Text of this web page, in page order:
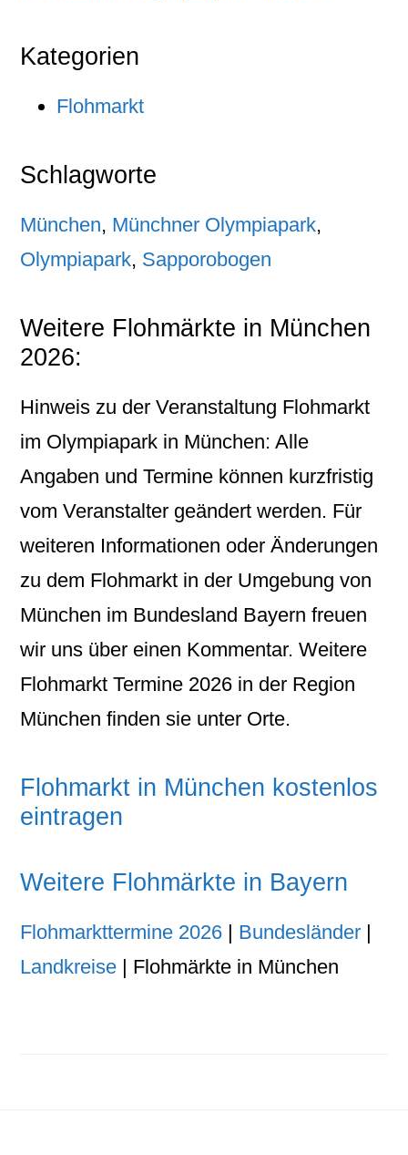
Kategorien
Flohmarkt
Schlagworte
München, Münchner Olympiapark,
Olympiapark, Sapporobogen
Weitere Flohmärkte in München
2026:
Hinweis zu der Veranstaltung Flohmarkt
im Olympiapark in München: Alle
Angaben und Termine können kurzfristig
vom Veranstalter geändert werden. Für
weiteren Informationen oder Änderungen
zu dem Flohmarkt in der Umgebung von
München im Bundesland Bayern freuen
wir uns über einen Kommentar. Weitere
Flohmarkt Termine 2026 in der Region
München finden sie unter Orte.
Flohmarkt in München kostenlos
eintragen
Weitere Flohmärkte in Bayern
Flohmarkttermine 2026 | Bundesländer |
Landkreise | Flohmärkte in München